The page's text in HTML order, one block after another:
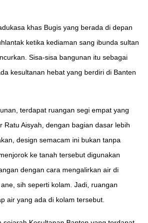
khas Bugis yang berada di depan
ketika kediaman sang ibunda sultan
Sisa-sisa bangunan itu sebagai
kesultanan hebat yang berdiri di Banten
terdapat ruangan segi empat yang
Ratu Aisyah, dengan bagian dasar lebih
design semacam ini bukan tanpa
ke tanah tersebut digunakan
dengan cara mengalirkan air di
sih seperti kolam. Jadi, ruangan
air yang ada di kolam tersebut.